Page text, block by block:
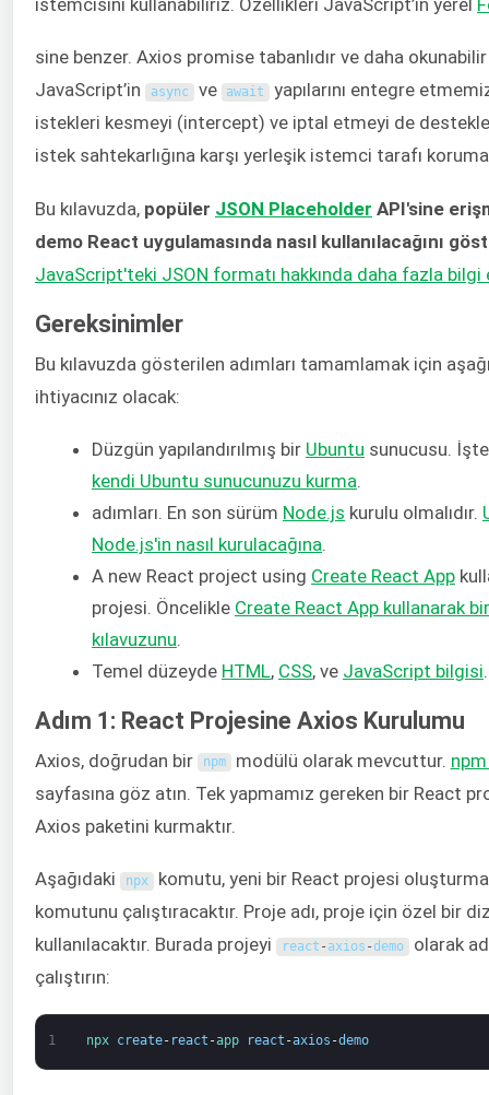
sine benzer. Axios promise tabanlıdır ve daha
JavaScript’in
async ve await
yapılarını entegre
istekleri kesmeyi (intercept) ve iptal etmeyi de
istek sahtekarlığına karşı yerleşik istemci tarafı
Bu kılavuzda, popüler JSON Placeholder API'sine
demo React uygulamasında nasıl kullanılacağını
JavaScript'teki JSON formatı hakkında daha fazla
Gereksinimler
Bu kılavuzda gösterilen adımları tamamlamak için
ihtiyacınız olacak:
Düzgün yapılandırılmış bir Ubuntu sunucusu.
kendi Ubuntu sunucunuzu kurma
adımları. En son sürüm Node.js kurulu olmalıdır.
Node.js'in nasıl kurulacağına
A new React project using Create React App
projesi. Öncelikle Create React App kullanarak
kılavuzunu
Temel düzeyde HTML, CSS, ve JavaScript bilgisi
Adım 1: React Projesine Axios Kurulumu
Axios, doğrudan bir npm modülü olarak mevcuttur.
sayfasına göz atın. Tek yapmamız gereken bir React
Axios paketini kurmaktır.
Aşağıdaki npx komutu, yeni bir React projesi
komutunu çalıştıracaktır. Proje adı, proje için özel bir
kullanılacaktır. Burada projeyi
react - axios -demo olarak
çalıştırın:
1 npx create- react -app react -axios -demo